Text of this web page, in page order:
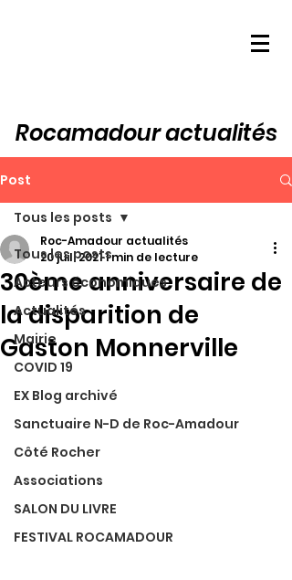
Rocamadour actualités
Post
Tous les posts
Acteurs économiques
Actualités
Mairie
COVID 19
EX Blog archivé
Sanctuaire N-D de Roc-Amadour
Côté Rocher
Associations
SALON DU LIVRE
FESTIVAL ROCAMADOUR
Tous les posts
30ème anniversaire de
la disparition de
Gaston Monnerville
Roc-Amadour actualités
20 juil. 2021 1 min de lecture